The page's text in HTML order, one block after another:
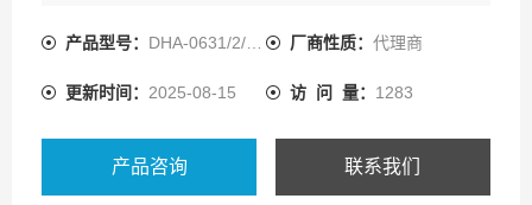
产品型号： DHA-0631/2/7NPT 厂商性质： 代理商
更新时间： 2025-08-15 访 问 量： 1283
产品咨询 联系我们